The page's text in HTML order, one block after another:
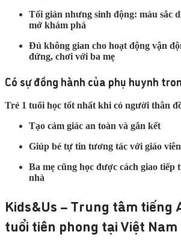
Tối giản nhưng sinh động: màu sắc
mở khám phá
Đủ không gian cho hoạt động vận
đứng, chơi với ba mẹ
Có sự đồng hành của phụ huynh
Trẻ 1 tuổi học tốt nhất khi có người thân
Tạo cảm giác an toàn và gắn kết
Giúp bé tự tin tương tác với giáo viên
Ba mẹ cũng học được cách giao tiếp
nhà
Kids&Us – Trung tâm tiếng
tuổi tiên phong tại Việt Nam